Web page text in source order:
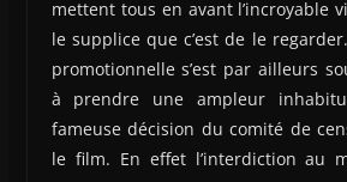
mettent tous en avant l’incroyable
le supplice que c’est de le
promotionnelle s’est par ailleurs
à prendre une ampleur
fameuse décision du comité de
le film. En effet l’interdiction au